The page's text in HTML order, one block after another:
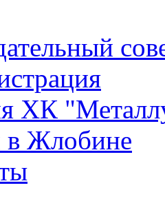
ХК
в Жлобине